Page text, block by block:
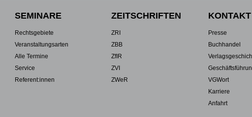
SEMINARE
Rechtsgebiete
Veranstaltungsarten
Alle Termine
Service
Referent:innen
ZEITSCHRIFTEN
ZRI
ZBB
ZfIR
ZVI
ZWeR
Presse
Buchhandel
VGWort
Karriere
Anfahrt